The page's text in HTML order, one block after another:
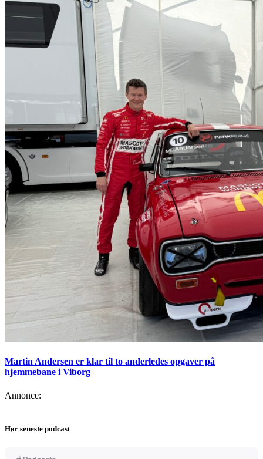
Martin Andersen er klar til to anderledes opgaver på
hjemmebane i Viborg
Annonce:
Hør seneste podcast